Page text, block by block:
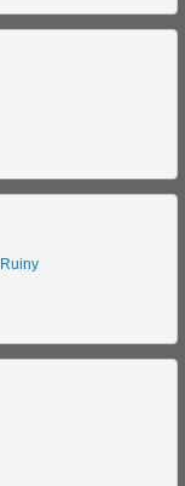
Ruiny